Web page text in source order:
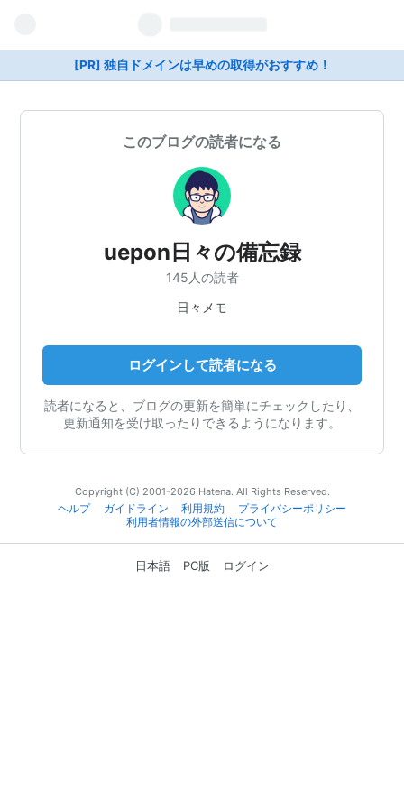
[PR] 独自ドメインは早めの取得がおすすめ！
このブログの読者になる
uepon日々の備忘録
145人の読者
日々メモ
ログインして読者になる
読者になると、ブログの更新を簡単にチェックしたり、
更新通知を受け取ったりできるようになります。
Copyright (C) 2001-2026 Hatena. All Rights Reserved.
ヘルプ
ガイドライン 利用規約
プライバシーポリシー
利用者情報の外部送信について
日本語 PC版 ログイン